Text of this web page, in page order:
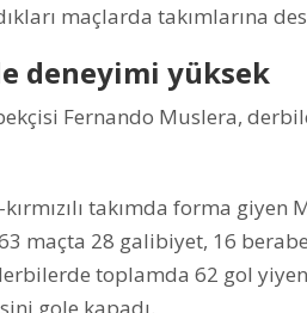
maçlarda takımlarına
deneyimi yüksek
Fernando Muslera,
takımda forma giyen
maçta 28 galibiyet, 16
toplamda 62 gol
gole kapadı.